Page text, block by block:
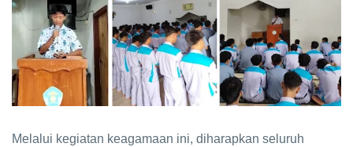
Melalui kegiatan keagamaan ini, diharapkan seluruh